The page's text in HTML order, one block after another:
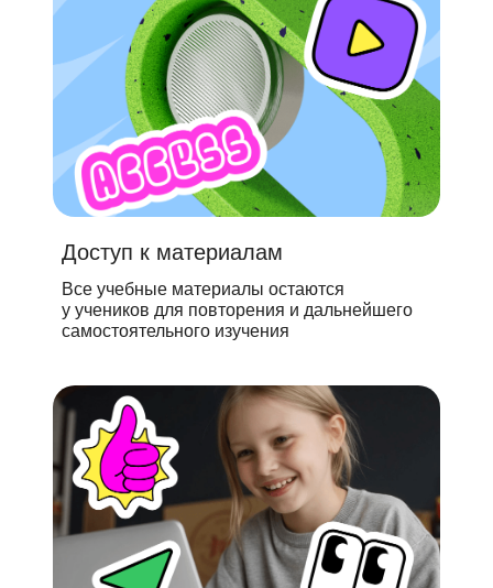
Доступ к материалам
Все учебные материалы остаются
у учеников для повторения и дальнейшего
самостоятельного изучения